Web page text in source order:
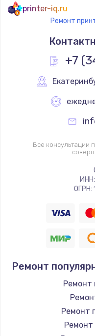
printer-iq.ru
Ремонт
+7
Все консультации
ОГРН:
Ремонт
Ремонт
Ремонт
Ремонт